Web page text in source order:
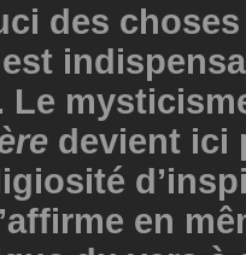
des
Le
devient ici
en